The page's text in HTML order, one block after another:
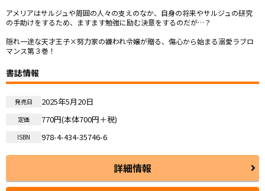
アメリアはサルジュや周囲の人々の支えのなか、自身の将来やサルジュの研究
の手助けをするため、ますます勉強に励む決意をするのだが…？
隠れ一途な天才王子×努力家の嫌われ令嬢が贈る、傷心から始まる溺愛ラブロ
マンス第３巻！
書誌情報
発売日 2025年5月20日
定価 770円(本体700円＋税)
ISBN 978-4-434-35746-6
詳細情報